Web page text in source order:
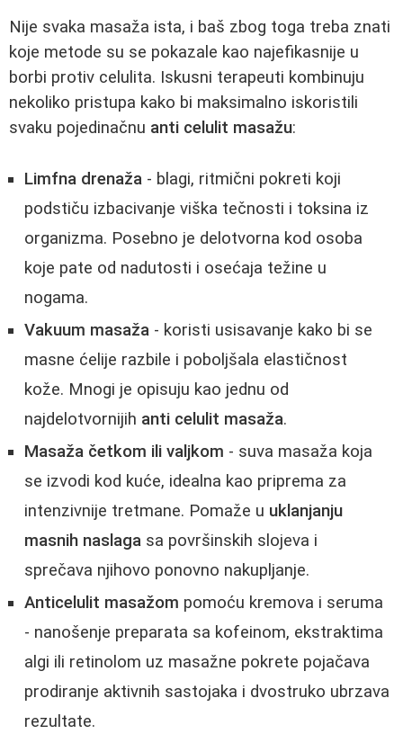
Nije svaka masaža ista, i baš zbog toga treba znati
koje metode su se pokazale kao najefikasnije u
borbi protiv celulita. Iskusni terapeuti kombinuju
nekoliko pristupa kako bi maksimalno iskoristili
svaku pojedinačnu anti celulit masažu:
Limfna drenaža - blagi, ritmični pokreti koji
podstiču izbacivanje viška tečnosti i toksina iz
organizma. Posebno je delotvorna kod osoba
koje pate od nadutosti i osećaja težine u
nogama.
Vakuum masaža - koristi usisavanje kako bi se
masne ćelije razbile i poboljšala elastičnost
kože. Mnogi je opisuju kao jednu od
najdelotvornijih anti celulit masaža.
Masaža četkom ili valjkom - suva masaža koja
se izvodi kod kuće, idealna kao priprema za
intenzivnije tretmane. Pomaže u uklanjanju
masnih naslaga sa površinskih slojeva i
sprečava njihovo ponovno nakupljanje.
Anticelulit masažom pomoću kremova i seruma
- nanošenje preparata sa kofeinom, ekstraktima
algi ili retinolom uz masažne pokrete pojačava
prodiranje aktivnih sastojaka i dvostruko ubrzava
rezultate.